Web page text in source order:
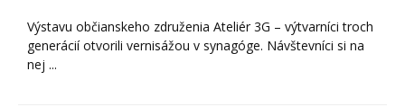
Výstavu občianskeho združenia Ateliér 3G – výtvarníci troch
generácií otvorili vernisážou v synagóge. Návštevníci si na
nej ...